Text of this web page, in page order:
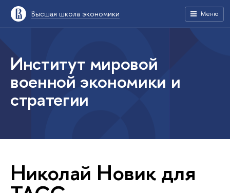
Высшая школа экономики Меню
Институт мировой
военной экономики и
стратегии
Николай Новик для